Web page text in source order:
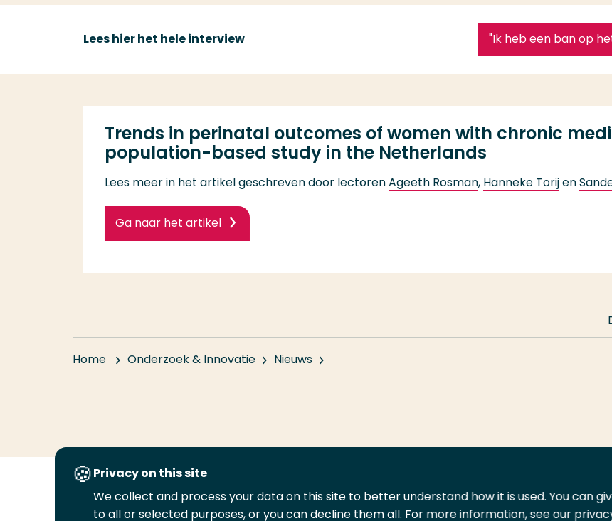
Lees hier het hele interview "Ik heb een ban op
Trends in perinatal outcomes of women with chronic
population-based study in the Netherlands
Lees meer in het artikel geschreven door lectorenAgeeth Rosman, Hanneke Torijen
Ga naar het artikel
Home Onderzoek & Innovatie Nieuws
VolgVolgVolgVolg
Privacy on this site
We collect and process your data on this site to better understand how it is used. You can
to all or selected purposes, or you can decline them all. For more information, see our